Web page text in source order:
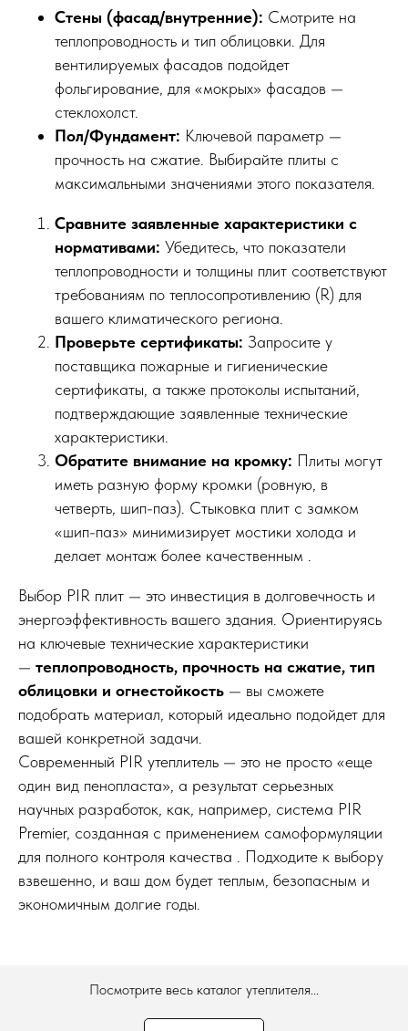
Стены (фасад/внутренние): Смотрите на
теплопроводность и тип облицовки. Для
вентилируемых фасадов подойдет
фольгирование, для «мокрых» фасадов —
стеклохолст.
Пол/Фундамент: Ключевой параметр —
прочность на сжатие. Выбирайте плиты с
максимальными значениями этого показателя.
Сравните заявленные характеристики с
нормативами: Убедитесь, что показатели
теплопроводности и толщины плит соответствуют
требованиям по теплосопротивлению (R) для
вашего климатического региона.
Проверьте сертификаты: Запросите у
поставщика пожарные и гигиенические
сертификаты, а также протоколы испытаний,
подтверждающие заявленные технические
характеристики.
Обратите внимание на кромку: Плиты могут
иметь разную форму кромки (ровную, в
четверть, шип-паз). Стыковка плит с замком
«шип-паз» минимизирует мостики холода и
делает монтаж более качественным .
Выбор PIR плит — это инвестиция в долговечность и
энергоэффективность вашего здания. Ориентируясь
на ключевые технические характеристики
— теплопроводность, прочность на сжатие, тип
облицовки и огнестойкость — вы сможете
подобрать материал, который идеально подойдет для
вашей конкретной задачи.
Современный PIR утеплитель — это не просто «еще
один вид пенопласта», а результат серьезных
научных разработок, как, например, система PIR
Premier, созданная с применением самоформуляции
для полного контроля качества . Подходите к выбору
взвешенно, и ваш дом будет теплым, безопасным и
экономичным долгие годы.
Посмотрите весь каталог утеплителя...